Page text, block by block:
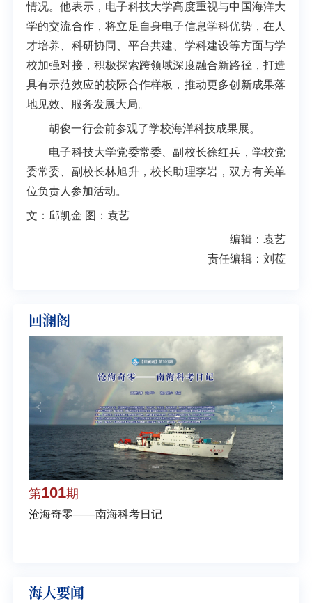
情况。他表示，电子科技大学高度重视与中国海洋大
学的交流合作，将立足自身电子信息学科优势，在人
才培养、科研协同、平台共建、学科建设等方面与学
校加强对接，积极探索跨领域深度融合新路径，打造
具有示范效应的校际合作样板，推动更多创新成果落
地见效、服务发展大局。
胡俊一行会前参观了学校海洋科技成果展。
电子科技大学党委常委、副校长徐红兵，学校党
委常委、副校长林旭升，校长助理李岩，双方有关单
位负责人参加活动。
文：邱凯金 图：袁艺
编辑：袁艺
责任编辑：刘莅
回澜阁
第101期
沧海奇零——南海科考日记
海大要闻